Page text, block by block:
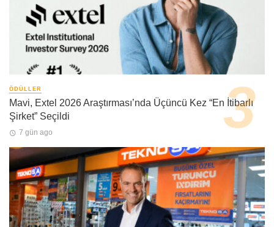
ÖDÜLLER
Mavi, Extel 2026 Araştırması’nda Üçüncü Kez “En İtibarlı
Şirket” Seçildi
7 gün ago